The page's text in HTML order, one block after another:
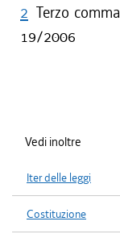
2 Terzo
19/2006
Vedi inoltre
Iter delle leggi
Costituzione